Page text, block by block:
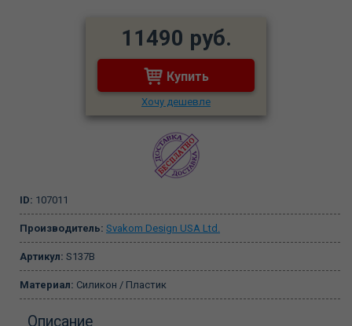
11490 руб.
Купить
Хочу дешевле
ID: 107011
Производитель: Svakom Design USA Ltd.
Артикул: S137B
Материал: Силикон / Пластик
Описание